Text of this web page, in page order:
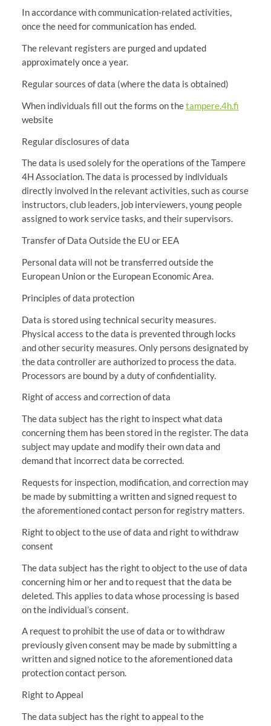
In accordance with communication-related activities,
once the need for communication has ended.
The relevant registers are purged and updated
approximately once a year.
Regular sources of data (where the data is obtained)
When individuals fill out the forms on thetampere.4h.fi
website
Regular disclosures of data
The data is used solely for the operations of the Tampere
4H Association. The data is processed by individuals
directly involved in the relevant activities, such as course
instructors, club leaders, job interviewers, young people
assigned to work service tasks, and their supervisors.
Transfer of Data Outside the EU or EEA
Personal data will not be transferred outside the
European Union or the European Economic Area.
Principles of data protection
Data is stored using technical security measures.
Physical access to the data is prevented through locks
and other security measures. Only persons designated by
the data controller are authorized to process the data.
Processors are bound by a duty of confidentiality.
Right of access and correction of data
The data subject has the right to inspect what data
concerning them has been stored in the register. The data
subject may update and modify their own data and
demand that incorrect data be corrected.
Requests for inspection, modification, and correction may
be made by submitting a written and signed request to
the aforementioned contact person for registry matters.
Right to object to the use of data and right to withdraw
consent
The data subject has the right to object to the use of data
concerning him or her and to request that the data be
deleted. This applies to data whose processing is based
on the individual’s consent.
A request to prohibit the use of data or to withdraw
previously given consent may be made by submitting a
written and signed notice to the aforementioned data
protection contact person.
Right to Appeal
The data subject has the right to appeal to the